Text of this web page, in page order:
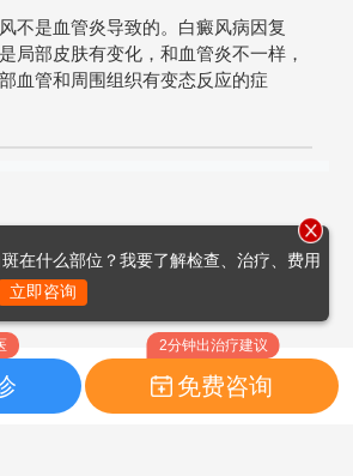
不是血管炎导致的。白癜风病因复
局部皮肤有变化，和血管炎不一样，
血管和周围组织有变态反应的症
2分钟出治疗建议
免费咨询
在什么部位？我要了解检查、治疗、费用
立即咨询